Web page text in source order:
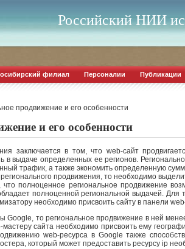
Российский НИИ
филиал Персоналии Публикации
продвижение и его особенности
и его особенности
заключается в том, что web-сайт
в выдаче определенных ее регионов.
трафик, а также экономить определенную
продвижения, то необходимо
что полноценное региональное продвижение
полноценной региональной выдачей.
необходимо присвоить сайту в панели
Google, то региональное продвижение в ней
сайта необходимо присвоить ему
web-ресурса в Google также
который может предоставить ресурсу ip